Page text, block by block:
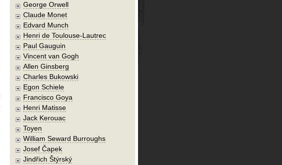
George Orwell
Claude Monet
Edvard Munch
Henri de Toulouse-Lautrec
Paul Gauguin
Vincent van Gogh
Allen Ginsberg
Charles Bukowski
Egon Schiele
Francisco Goya
Henri Matisse
Jack Kerouac
Toyen
William Seward Burroughs
Josef Čapek
Jindřich Štýrský